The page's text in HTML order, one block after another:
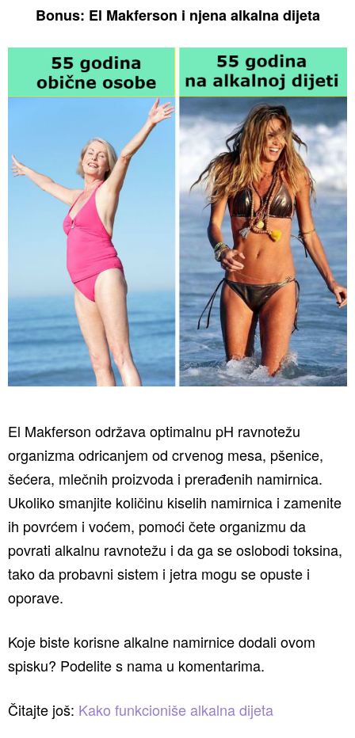
Bonus: El Makferson i njena alkalna dijeta
El Makferson održava optimalnu pH ravnotežu
organizma odricanjem od crvenog mesa, pšenice,
šećera, mlečnih proizvoda i prerađenih namirnica.
Ukoliko smanjite količinu kiselih namirnica i zamenite
ih povrćem i voćem, pomoći čete organizmu da
povrati alkalnu ravnotežu i da ga se oslobodi toksina,
tako da probavni sistem i jetra mogu se opuste i
oporave.
Koje biste korisne alkalne namirnice dodali ovom
spisku? Podelite s nama u komentarima.
Čitajte još: Kako funkcioniše alkalna dijeta